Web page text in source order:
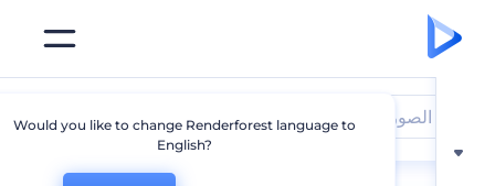
الصورة الرمزيةWould you like to change Renderforest language to